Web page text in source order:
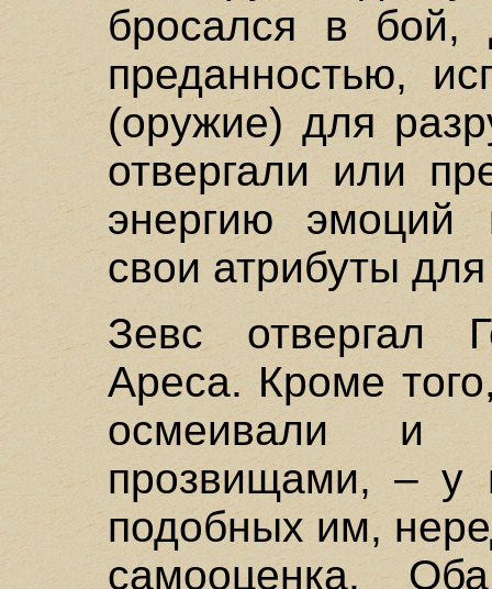
бросался в бой,
преданностью,
(оружие) для
отвергали или
энергию эмоций
свои атрибуты
Зевс отвергал
Ареса. Кроме
осмеивали и
прозвищами, – у
подобных им,
самооценка.